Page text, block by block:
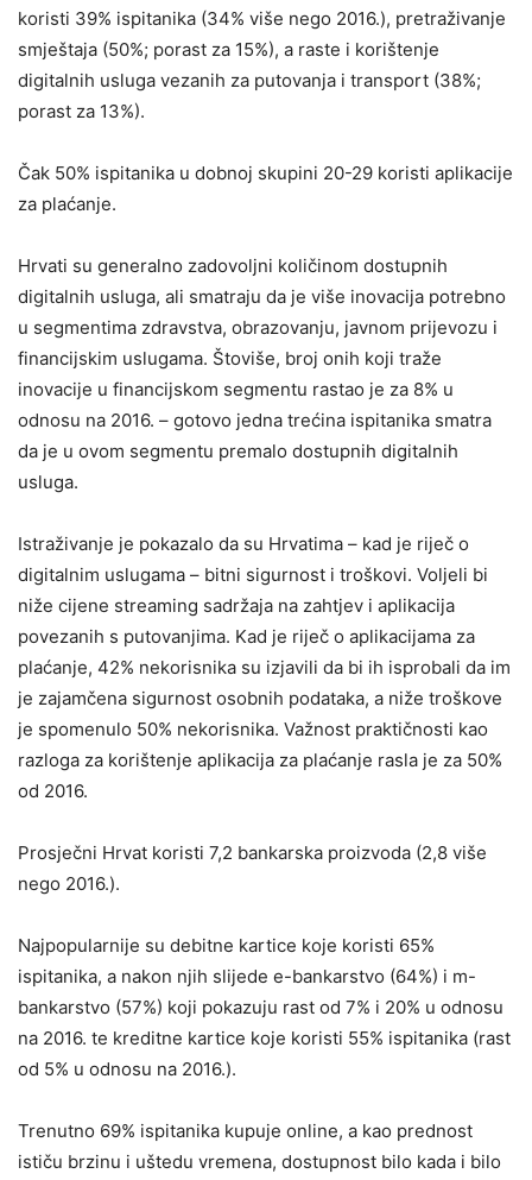
koristi 39% ispitanika (34% više nego 2016.), pretraživanje
smještaja (50%; porast za 15%), a raste i korištenje
digitalnih usluga vezanih za putovanja i transport (38%;
porast za 13%).
Čak 50% ispitanika u dobnoj skupini 20-29 koristi aplikacije
za plaćanje.
Hrvati su generalno zadovoljni količinom dostupnih
digitalnih usluga, ali smatraju da je više inovacija potrebno
u segmentima zdravstva, obrazovanju, javnom prijevozu i
financijskim uslugama. Štoviše, broj onih koji traže
inovacije u financijskom segmentu rastao je za 8% u
odnosu na 2016. – gotovo jedna trećina ispitanika smatra
da je u ovom segmentu premalo dostupnih digitalnih
usluga.
Istraživanje je pokazalo da su Hrvatima – kad je riječ o
digitalnim uslugama – bitni sigurnost i troškovi. Voljeli bi
niže cijene streaming sadržaja na zahtjev i aplikacija
povezanih s putovanjima. Kad je riječ o aplikacijama za
plaćanje, 42% nekorisnika su izjavili da bi ih isprobali da im
je zajamčena sigurnost osobnih podataka, a niže troškove
je spomenulo 50% nekorisnika. Važnost praktičnosti kao
razloga za korištenje aplikacija za plaćanje rasla je za 50%
od 2016.
Prosječni Hrvat koristi 7,2 bankarska proizvoda (2,8 više
nego 2016.).
Najpopularnije su debitne kartice koje koristi 65%
ispitanika, a nakon njih slijede e-bankarstvo (64%) i m-
bankarstvo (57%) koji pokazuju rast od 7% i 20% u odnosu
na 2016. te kreditne kartice koje koristi 55% ispitanika (rast
od 5% u odnosu na 2016.).
Trenutno 69% ispitanika kupuje online, a kao prednost
ističu brzinu i uštedu vremena, dostupnost bilo kada i bilo